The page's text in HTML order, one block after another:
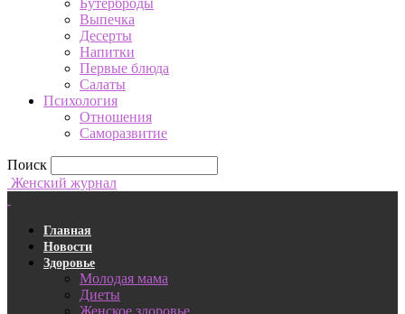
Бутерброды
Выпечка
Десерты
Напитки
Первые блюда
Салаты
Психология
Отношения
Саморазвитие
Поиск
Женский журнал
Главная
Новости
Здоровье
Молодая мама
Диеты
Женское здоровье